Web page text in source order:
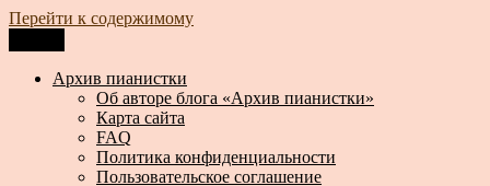
Перейти к содержимому
Архив пианистки
Всё для пианистов: ноты, книги, музыка, статьи…
Архив пианистки
Об авторе блога «Архив пианистки»
Карта сайта
FAQ
Политика конфиденциальности
Пользовательское соглашение